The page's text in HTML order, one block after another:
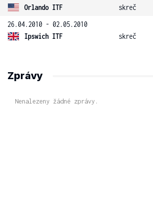
Orlando ITF
skreč
26.04.2010 - 02.05.2010
Ipswich ITF
skreč
Zprávy
Nenalezeny žádné zprávy.